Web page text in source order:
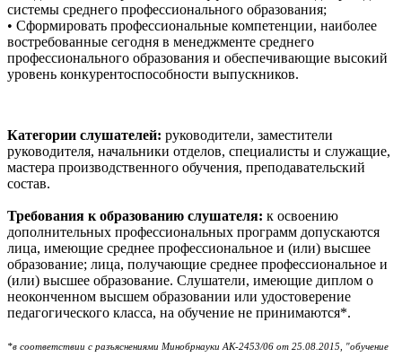
системы среднего профессионального образования;
• Сформировать профессиональные компетенции, наиболее
востребованные сегодня в менеджменте среднего
профессионального образования и обеспечивающие высокий
уровень конкурентоспособности выпускников.
Категории слушателей: руководители, заместители
руководителя, начальники отделов, специалисты и служащие,
мастера производственного обучения, преподавательский
состав.
Требования к образованию слушателя: к освоению
дополнительных профессиональных программ допускаются
лица, имеющие среднее профессиональное и (или) высшее
образование; лица, получающие среднее профессиональное и
(или) высшее образование. Слушатели, имеющие диплом о
неоконченном высшем образовании или удостоверение
педагогического класса, на обучение не принимаются*.
*в соответствии с разъяснениями Минобрнауки АК-2453/06 от 25.08.2015, "обучение